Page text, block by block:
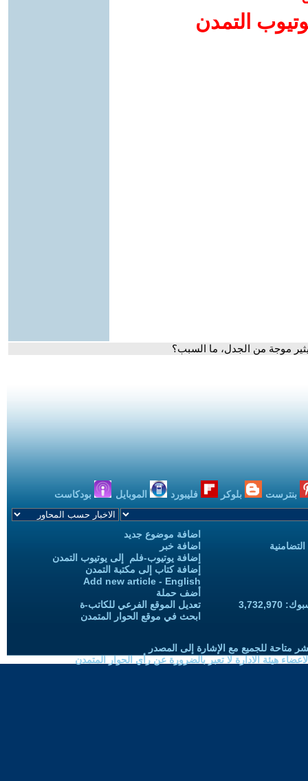
التمدن
بنترست بلوكر فليبورد الموبايل بودكاست
اضافة موضوع جديد
اضافة خبر
إضافة يوتيوب-فلم إلى يوتيوب التمدن
إضافة كتاب إلى مكتبة التمدن
Add new article - English
أضف حملة
تعديل الموقع الفرعي للكاتب-ة
ابحث في موقع الحوار المتمدن
متاحة للجميع مع الإشارة إلى المصدر
هيئة الادارة لا تعبر بالضرورة عن رأي الحوار المتمدن